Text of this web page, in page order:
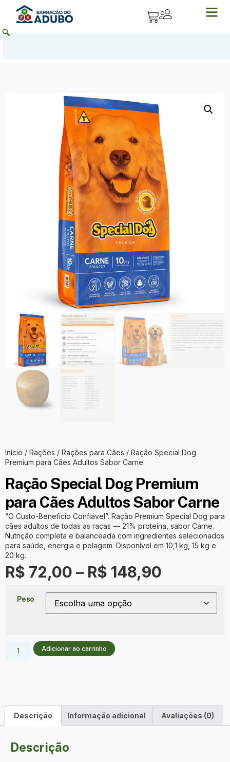
Início / Rações / Rações para Cães / Ração Special Dog
Premium para Cães Adultos Sabor Carne
Ração Special Dog Premium
para Cães Adultos Sabor Carne
“O Custo-Benefício Confiável”. Ração Premium Special Dog para
cães adultos de todas as raças — 21% proteína, sabor Carne.
Nutrição completa e balanceada com ingredientes selecionados
para saúde, energia e pelagem. Disponível em 10,1 kg, 15 kg e
20 kg.
R$ 72,00 – R$ 148,90
Peso
Adicionar ao carrinho
Descrição Informação adicional Avaliações (0)
Descrição